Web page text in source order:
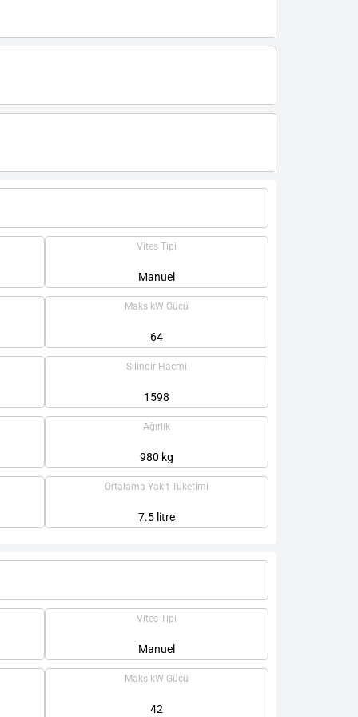
Vites Tipi
Manuel
Maks kW Gücü
64
Silindir Hacmi
1598
Ağırlık
980 kg
Ortalama Yakıt Tüketimi
7.5 litre
Vites Tipi
Manuel
Maks kW Gücü
42